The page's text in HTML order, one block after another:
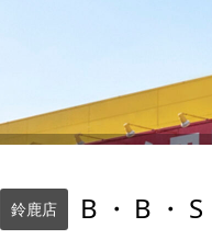
鈴鹿店 B・B・S